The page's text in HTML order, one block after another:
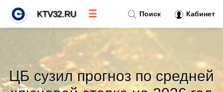
ЦБ сузил прогноз по средней
Поиск Кабинет
KTV32.RU ☰
Тренды новостей»